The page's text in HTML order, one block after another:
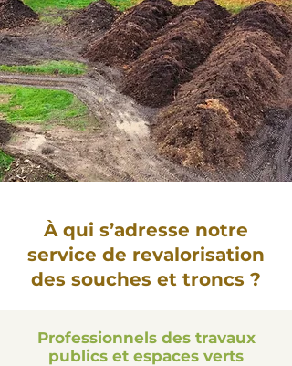
À qui s’adresse notre
service de revalorisation
des souches et troncs ?
Professionnels des travaux
publics et espaces verts